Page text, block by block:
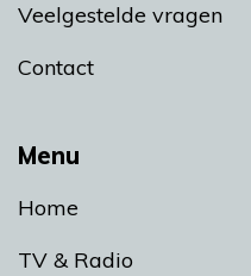
Menu
Home
TV & Radio
Veelgestelde vragen
Contact